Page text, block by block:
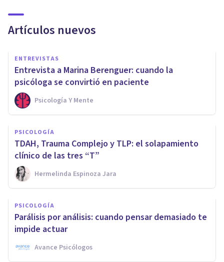
Artículos nuevos
ENTREVISTAS
Entrevista a Marina Berenguer: cuando la
psicóloga se convirtió en paciente
Psicología Y Mente
PSICOLOGÍA
TDAH, Trauma Complejo y TLP: el solapamiento
clínico de las tres “T”
Hermelinda Espinoza Jara
PSICOLOGÍA
Parálisis por análisis: cuando pensar demasiado te
impide actuar
Avance Psicólogos